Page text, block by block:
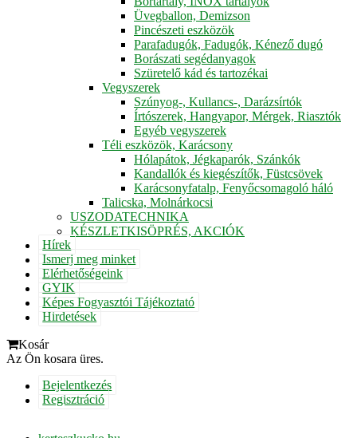
Üvegballon, Demizson
Pincészeti eszközök
Parafadugók, Fadugók, Kénező dugó
Borászati segédanyagok
Szüretelő kád és tartozékai
Vegyszerek
Szúnyog-, Kullancs-, Darázsírtók
Írtószerek, Hangyapor, Mérgek, Riasztók
Egyéb vegyszerek
Téli eszközök, Karácsony
Hólapátok, Jégkaparók, Szánkók
Kandallók és kiegészítők, Füstcsövek
Karácsonyfatalp, Fenyőcsomagoló háló
Talicska, Molnárkocsi
USZODATECHNIKA
KÉSZLETKISÖPRÉS, AKCIÓK
Hírek
Ismerj meg minket
Elérhetőségeink
GYIK
Képes Fogyasztói Tájékoztató
Hirdetések
Kosár
Az Ön kosara üres.
Bejelentkezés
Regisztráció